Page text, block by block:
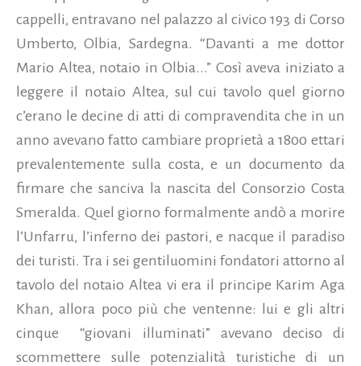
cappelli, entravano nel palazzo al civico 193 di Corso
Umberto, Olbia, Sardegna. “Davanti a me dottor
Mario Altea, notaio in Olbia...” Così aveva iniziato a
leggere il notaio Altea, sul cui tavolo quel giorno
c’erano le decine di atti di compravendita che in un
anno avevano fatto cambiare proprietà a 1800 ettari
prevalentemente sulla costa, e un documento da
firmare che sanciva la nascita del Consorzio Costa
Smeralda. Quel giorno formalmente andò a morire
l’Unfarru, l’inferno dei pastori, e nacque il paradiso
dei turisti. Tra i sei gentiluomini fondatori attorno al
tavolo del notaio Altea vi era il principe Karim Aga
Khan, allora poco più che ventenne: lui e gli altri
cinque “giovani illuminati” avevano deciso di
scommettere sulle potenzialità turistiche di un